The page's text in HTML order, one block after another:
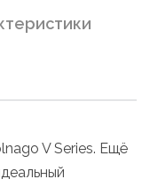
V Series. Ещё